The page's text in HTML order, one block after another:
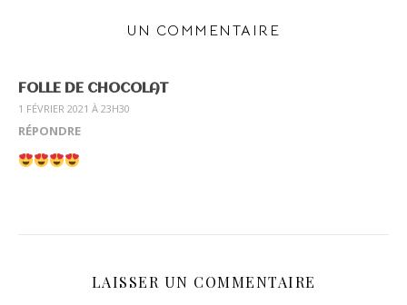
UN COMMENTAIRE
FOLLE DE CHOCOLAT
1 FÉVRIER 2021 À 23H30
RÉPONDRE
LAISSER UN COMMENTAIRE